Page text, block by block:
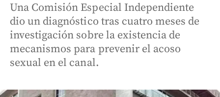
Una Comisión Especial Independiente
dio un diagnóstico tras cuatro meses de
investigación sobre la existencia de
mecanismos para prevenir el acoso
sexual en el canal.